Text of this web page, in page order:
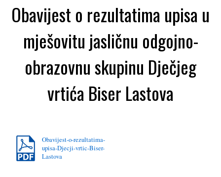
Obavijest o rezultatima upisa u
mješovitu jasličnu odgojno-
obrazovnu skupinu Dječjeg
vrtića Biser Lastova
Obavijest-o-rezultatima-
upisa-Djecji-vrtic-Biser-
Lastova